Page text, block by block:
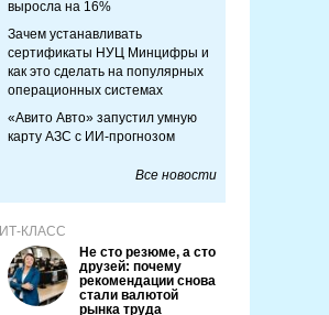
выросла на 16%
Зачем устанавливать
сертификаты НУЦ Минцифры и
как это сделать на популярных
операционных системах
«Авито Авто» запустил умную
карту АЗС с ИИ-прогнозом
Все новости
ИТ-КЛАСС
Не сто резюме, а сто
друзей: почему
рекомендации снова
стали валютой
рынка труда